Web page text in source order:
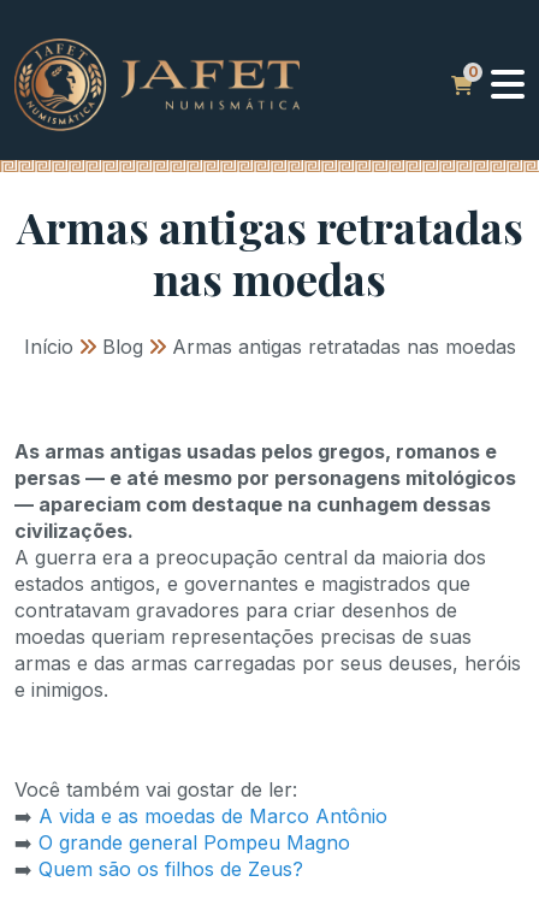
Armas antigas retratadas
nas moedas
Início » Blog » Armas antigas retratadas nas moedas
As armas antigas usadas pelos gregos, romanos e
persas — e até mesmo por personagens mitológicos
— apareciam com destaque na cunhagem dessas
civilizações.
A guerra era a preocupação central da maioria dos
estados antigos, e governantes e magistrados que
contratavam gravadores para criar desenhos de
moedas queriam representações precisas de suas
armas e das armas carregadas por seus deuses, heróis
e inimigos.
Você também vai gostar de ler:
➡️ A vida e as moedas de Marco Antônio
➡️ O grande general Pompeu Magno
➡️ Quem são os filhos de Zeus?